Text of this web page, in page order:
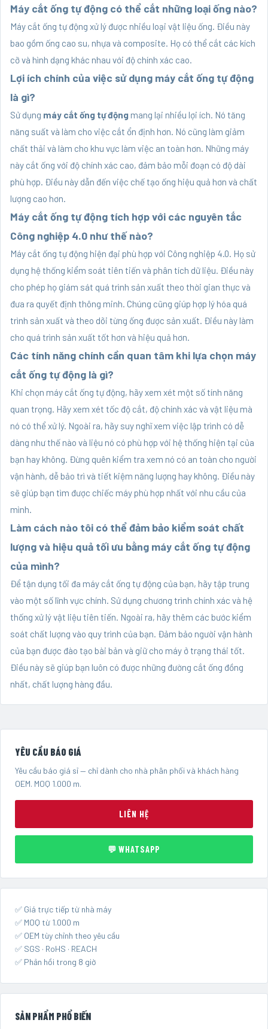
Máy cắt ống tự động có thể cắt những loại ống nào?
Máy cắt ống tự động xử lý được nhiều loại vật liệu ống. Điều này
bao gồm ống cao su, nhựa và composite. Họ có thể cắt các kích
cỡ và hình dạng khác nhau với độ chính xác cao.
Lợi ích chính của việc sử dụng máy cắt ống tự động
là gì?
Sử dụng máy cắt ống tự động mang lại nhiều lợi ích. Nó tăng
năng suất và làm cho việc cắt ổn định hơn. Nó cũng làm giảm
chất thải và làm cho khu vực làm việc an toàn hơn. Những máy
này cắt ống với độ chính xác cao, đảm bảo mỗi đoạn có độ dài
phù hợp. Điều này dẫn đến việc chế tạo ống hiệu quả hơn và chất
lượng cao hơn.
Máy cắt ống tự động tích hợp với các nguyên tắc
Công nghiệp 4.0 như thế nào?
Máy cắt ống tự động hiện đại phù hợp với Công nghiệp 4.0. Họ sử
dụng hệ thống kiểm soát tiên tiến và phân tích dữ liệu. Điều này
cho phép họ giám sát quá trình sản xuất theo thời gian thực và
đưa ra quyết định thông minh. Chúng cũng giúp hợp lý hóa quá
trình sản xuất và theo dõi từng ống được sản xuất. Điều này làm
cho quá trình sản xuất tốt hơn và hiệu quả hơn.
Các tính năng chính cần quan tâm khi lựa chọn máy
cắt ống tự động là gì?
Khi chọn máy cắt ống tự động, hãy xem xét một số tính năng
quan trọng. Hãy xem xét tốc độ cắt, độ chính xác và vật liệu mà
nó có thể xử lý. Ngoài ra, hãy suy nghĩ xem việc lập trình có dễ
dàng như thế nào và liệu nó có phù hợp với hệ thống hiện tại của
bạn hay không. Đừng quên kiểm tra xem nó có an toàn cho người
vận hành, dễ bảo trì và tiết kiệm năng lượng hay không. Điều này
sẽ giúp bạn tìm được chiếc máy phù hợp nhất với nhu cầu của
mình.
Làm cách nào tôi có thể đảm bảo kiểm soát chất
lượng và hiệu quả tối ưu bằng máy cắt ống tự động
của mình?
Để tận dụng tối đa máy cắt ống tự động của bạn, hãy tập trung
vào một số lĩnh vực chính. Sử dụng chương trình chính xác và hệ
thống xử lý vật liệu tiên tiến. Ngoài ra, hãy thêm các bước kiểm
soát chất lượng vào quy trình của bạn. Đảm bảo người vận hành
của bạn được đào tạo bài bản và giữ cho máy ở trạng thái tốt.
Điều này sẽ giúp bạn luôn có được những đường cắt ống đồng
nhất, chất lượng hàng đầu.
YÊU CẦU BÁO GIÁ
Yêu cầu báo giá sỉ — chỉ dành cho nhà phân phối và khách hàng
OEM. MOQ 1.000 m.
LIÊN HỆ
💬 WHATSAPP
✅ Giá trực tiếp từ nhà máy
✅ MOQ từ 1.000 m
✅ OEM tùy chỉnh theo yêu cầu
✅ SGS · RoHS · REACH
✅ Phản hồi trong 8 giờ
SẢN PHẨM PHỔ BIẾN